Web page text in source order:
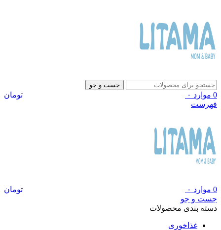
جست و جو
0 موارد ۰
تومان
فهرست
0 موارد ۰
تومان
جست و جو
دسته بندی محصولات
غذاخوری